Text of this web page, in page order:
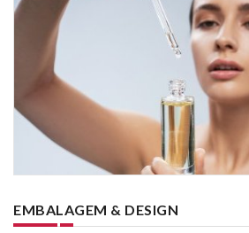
EMBALAGEM & DESIGN